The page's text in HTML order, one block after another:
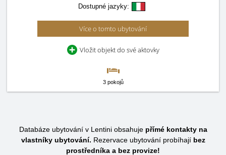
Dostupné jazyky:
Více o tomto ubytování
Vložit objekt do své aktovky
3 pokojů
Databáze ubytování v Lentini obsahuje přímé kontakty na
vlastníky ubytování. Rezervace ubytování probíhají bez
prostředníka a bez provize!